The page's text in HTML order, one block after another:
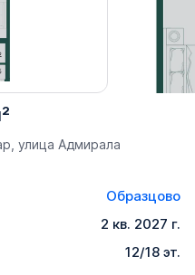
улица Адмирала
Образцово
2 кв. 2027 г.
12/18 эт.